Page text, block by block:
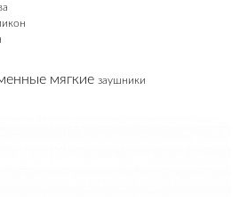
мягкие заушники